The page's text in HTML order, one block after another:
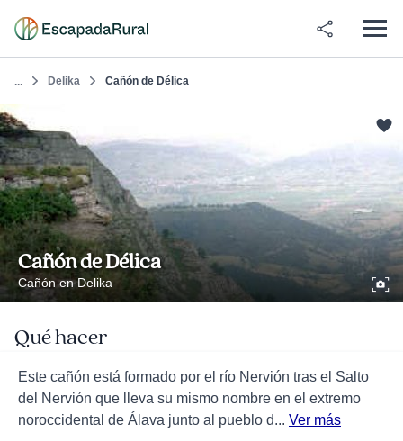
... Delika Cañón de Délica
Cañón de Délica
Cañón en Delika
Qué hacer
Este cañón está formado por el río Nervión tras el Salto
del Nervión que lleva su mismo nombre en el extremo
noroccidental de Álava junto al pueblo d... Ver más